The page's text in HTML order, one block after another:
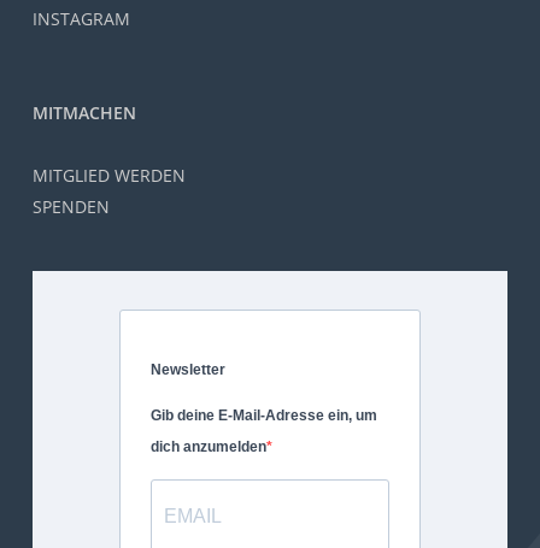
INSTAGRAM
MITMACHEN
MITGLIED WERDEN
SPENDEN
Newsletter
Gib deine E-Mail-Adresse ein, um
dich anzumelden